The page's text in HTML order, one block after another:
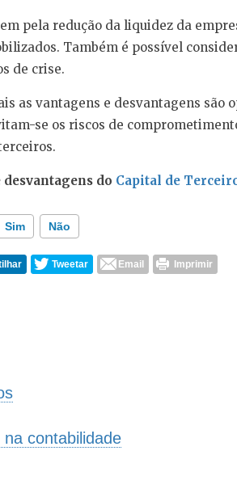
pela redução da liquidez da
Também é possível
de crise.
as vantagens e desvantagens são
se os riscos de
desvantagens do Capital de
Sim Não
que procuro
Tweetar Email Imprimir
contabilidade